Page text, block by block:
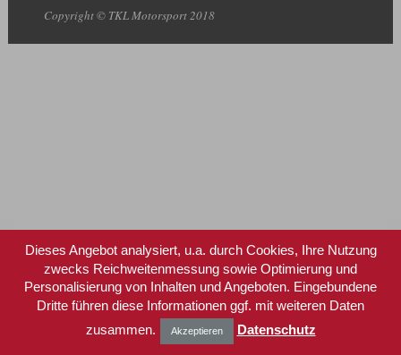
Copyright © TKL Motorsport 2018
Dieses Angebot analysiert, u.a. durch Cookies, Ihre Nutzung
zwecks Reichweitenmessung sowie Optimierung und
Personalisierung von Inhalten und Angeboten. Eingebundene
Dritte führen diese Informationen ggf. mit weiteren Daten
zusammen.
Akzeptieren Datenschutz